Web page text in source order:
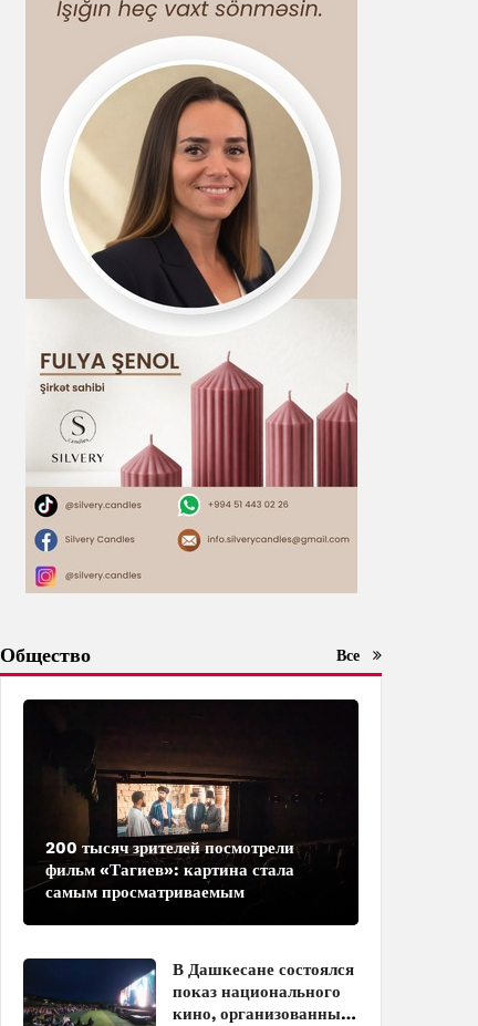
Общество Все
200 тысяч зрителей посмотрели
фильм «Тагиев»: картина стала
самым просматриваемым
В Дашкесане состоялся
показ национального
кино, организованный